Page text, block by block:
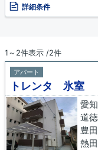
詳細条件
1～2件表示 /2件
アパート
トレンタ 氷室
愛
道
豊
熱